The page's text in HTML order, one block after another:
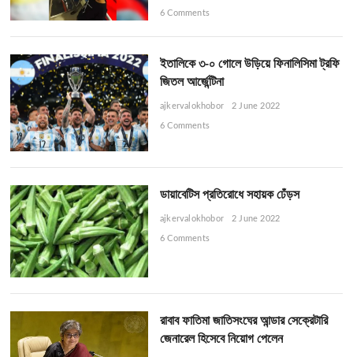
6 Comments
ইতালিকে ৩-০ গোলে উড়িয়ে ফিনালিসিমা ট্রফি
জিতল আর্জেন্টিনা
ajkervalokhobor 2 June 2022
6 Comments
ডায়াবেটিস প্রতিরোধে সহায়ক ঢেঁড়স
ajkervalokhobor 2 June 2022
6 Comments
রাবাব ফাতিমা জাতিসংঘের আন্ডার সেক্রেটারি
জেনারেল হিসেবে নিয়োগ পেলেন